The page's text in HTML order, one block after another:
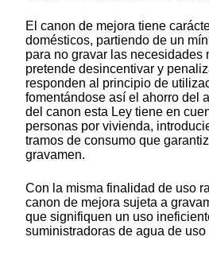
El canon de mejora tiene
domésticos, partiendo de un
para no gravar las necesidades
pretende desincentivar y
responden al principio de
fomentándose así el ahorro del
del canon esta Ley tiene en
personas por vivienda,
tramos de consumo que
gravamen.
Con la misma finalidad de uso
canon de mejora sujeta a
que signifiquen un uso
suministradoras de agua de uso